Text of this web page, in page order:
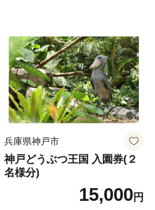
兵庫県神戸市
神戸どうぶつ王国 入園券(２
名様分)
15,000円